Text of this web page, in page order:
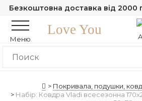
Безкоштовна доставка від 2000
Меню
Love You
Покривала, подушки,
Набір: Ковдра Vladi всесезонна